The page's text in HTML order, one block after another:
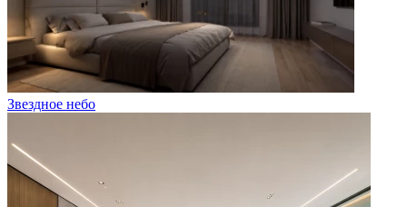
Звездное небо